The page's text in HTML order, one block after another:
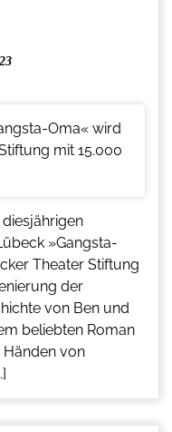
diesjährigen
»Gangsta-
Theater Stiftung
der
von Ben und
beliebten Roman
Händen von